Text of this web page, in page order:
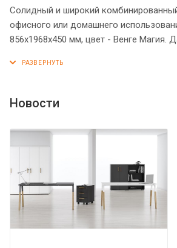
Солидный и широкий
офисного или домашнего
856х1968х450 мм, цвет - Венге Магия.
благодаря чему придаст кабинету
торцевые поверхности элементов
стильные металлические ручки.
оснащена прочными силовыми
эксцентриковыми стяжками.
опоры обеспечат шкафу устойчивость
Новости